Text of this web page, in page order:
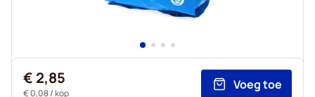
€ 2,85
€ 0,08/ kop
Voeg toe